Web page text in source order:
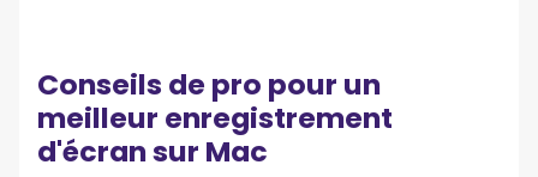
Conseils de pro pour un
meilleur enregistrement
d'écran sur Mac